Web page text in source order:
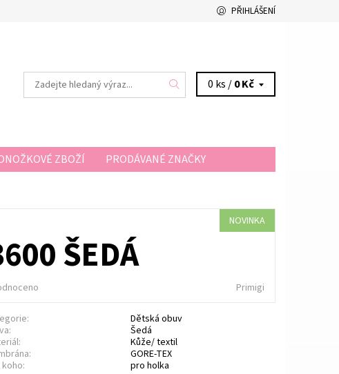
PŘIHLÁŠENÍ
0 ks /0 Kč
ZBOŽÍ
PRODÁVANÉ ZNAČKY
NOVINKA
ŠEDÁ
Primigi
Dětská obuv
Šedá
Kůže/ textil
GORE-TEX
pro holka